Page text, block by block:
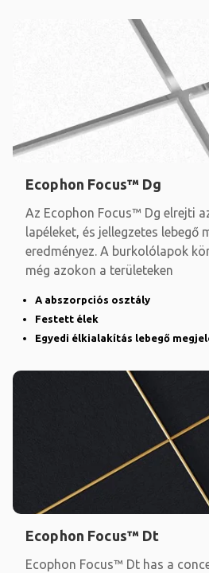
Ecophon Focus™ Dg
Az Ecophon Focus™ Dg elrejti
lapéleket, és jellegzetes lebegő
eredményez. A burkolólapok
még azokon a területeken
A abszorpciós osztály
Festett élek
Egyedi élkialakítás lebegő
Ecophon Focus™ Dt
Ecophon Focus™ Dt has a